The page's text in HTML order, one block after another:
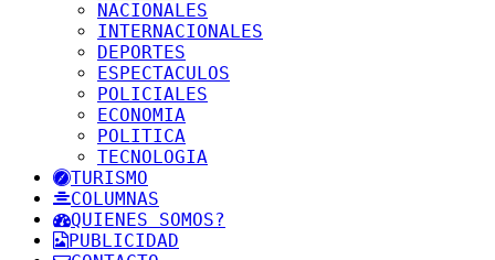
NACIONALES
INTERNACIONALES
DEPORTES
ESPECTACULOS
POLICIALES
ECONOMIA
POLITICA
TECNOLOGIA
TURISMO
COLUMNAS
QUIENES SOMOS?
PUBLICIDAD